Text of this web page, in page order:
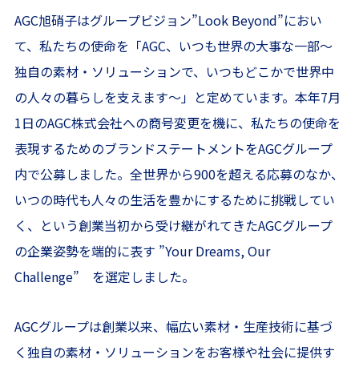
AGC旭硝子はグループビジョン”Look Beyond”におい
て、私たちの使命を「AGC、いつも世界の大事な一部～
独自の素材・ソリューションで、いつもどこかで世界中
の人々の暮らしを支えます～」と定めています。本年7月
1日のAGC株式会社への商号変更を機に、私たちの使命を
表現するためのブランドステートメントをAGCグループ
内で公募しました。全世界から900を超える応募のなか、
いつの時代も人々の生活を豊かにするために挑戦してい
く、という創業当初から受け継がれてきたAGCグループ
の企業姿勢を端的に表す ”Your Dreams, Our
Challenge” を選定しました。
AGCグループは創業以来、幅広い素材・生産技術に基づ
く独自の素材・ソリューションをお客様や社会に提供す